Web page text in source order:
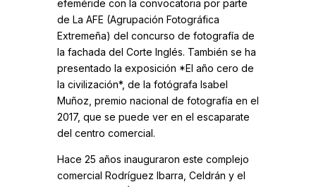
efeméride con la convocatoria por parte
de La AFE (Agrupación Fotográfica
Extremeña) del concurso de fotografía de
la fachada del Corte Inglés. También se ha
presentado la exposición *El año cero de
la civilización*, de la fotógrafa Isabel
Muñoz, premio nacional de fotografía en el
2017, que se puede ver en el escaparate
del centro comercial.
Hace 25 años inauguraron este complejo
comercial Rodríguez Ibarra, Celdrán y el